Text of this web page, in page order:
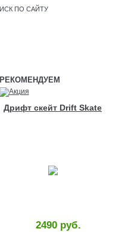
РЕКОМЕНДУЕМ
Дрифт скейт Drift Skate
2490 руб.